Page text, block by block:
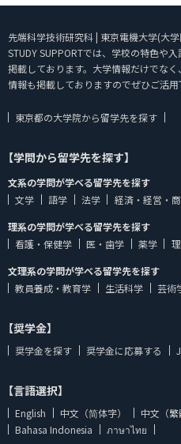
先端科学技術研究科 | 東京電機大学(大
STUDY SUPPORTでは、学校の特色や
掲載しております。大学情報だけでな
情報も掲載しておりますのでぜひご活用
東京都の大学院から留学先を探す
【学問から留学先を探す】
文系の学問が学べる留学先を探す
文学
語学 法学 経済・経営・
理系の学問が学べる留学先を探す
看護・保健学
医・歯学 薬学
文理系の学問が学べる留学先を探す
教員養成・教育学
生活科学 芸術
【奨学金】
奨学金を探す 奨学金に応募する
【言語選択】
English 中文（简体字） 中文（繁
Bahasa Indonesia
ภาษาไทย